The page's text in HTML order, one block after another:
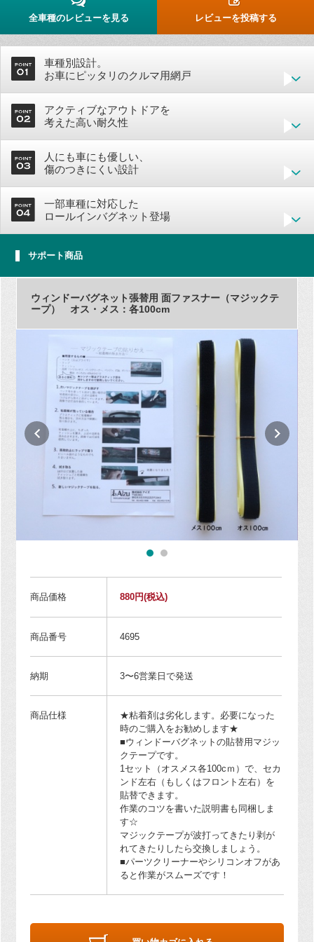
全車種のレビューを見る レビューを投稿する
車種別設計。
お車にピッタリのクルマ用網戸
アクティブなアウトドアを
考えた高い耐久性
人にも車にも優しい、
傷のつきにくい設計
一部車種に対応した
ロールインバグネット登場
サポート商品
ウィンドーバグネット張替用 面ファスナー（マジックテ
ープ） オス・メス：各100cm
商品価格 880円(税込)
商品番号 4695
納期 3〜6営業日で発送
商品仕様
★粘着剤は劣化します。必要になった
時のご購入をお勧めします★
■ウィンドーバグネットの貼替用マジッ
クテープです。
1セット（オスメス各100cｍ）で、セカ
ンド左右（もしくはフロント左右）を
貼替できます。
作業のコツを書いた説明書も同梱しま
す☆
マジックテープが波打ってきたり剥が
れてきたりしたら交換しましょう。
■パーツクリーナーやシリコンオフがあ
ると作業がスムーズです！